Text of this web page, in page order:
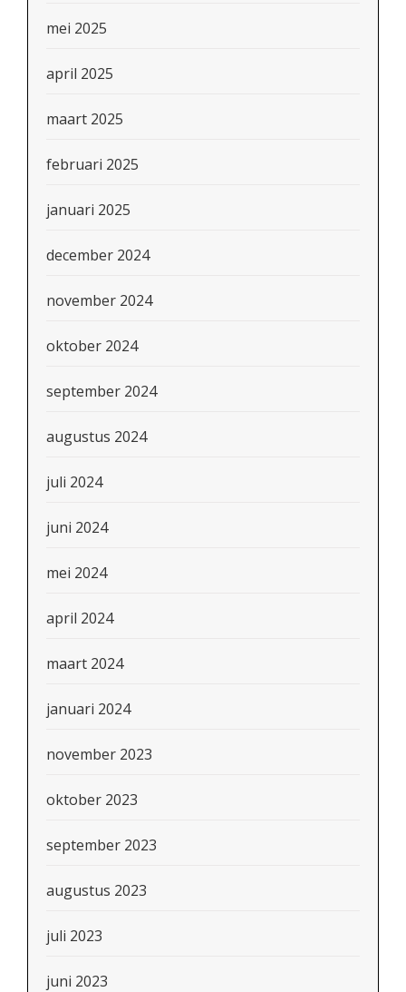
mei 2025
april 2025
maart 2025
februari 2025
januari 2025
december 2024
november 2024
oktober 2024
september 2024
augustus 2024
juli 2024
juni 2024
mei 2024
april 2024
maart 2024
januari 2024
november 2023
oktober 2023
september 2023
augustus 2023
juli 2023
juni 2023